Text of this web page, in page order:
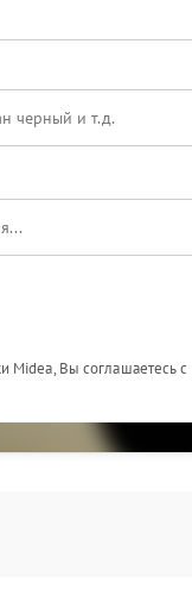
Midea, Вы соглашаетесь с